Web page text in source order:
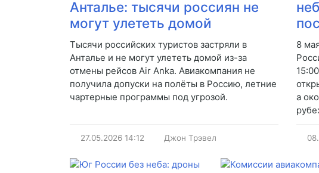
Анталье: тысячи россиян не
могут улететь домой
Тысячи российских туристов застряли в
Анталье и не могут улететь домой из-за
отмены рейсов Air Anka. Авиакомпания не
получила допуски на полёты в Россию, летние
чартерные программы под угрозой.
27.05.2026 14:12 Джон Трэвел
8
а